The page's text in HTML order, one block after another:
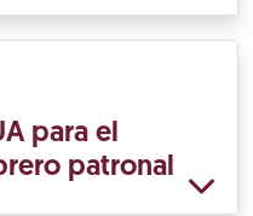
para el
patronal